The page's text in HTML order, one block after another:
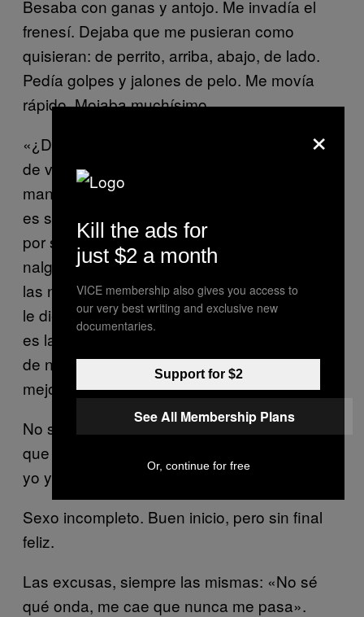
Besaba con ganas y antojo. Me invadía el
frenesí. Dejaba que me pusieran como
quisieran: de perrito, arriba, abajo, de lado.
Pedía golpes y jalones de pelo. Me movía
rápido. Mojaba muchísimo.
«¿De quién es este culito?», oí decir un par
de veces. Creo que los hombres tienen otras
maneras de excitarse. Quieren decir que algo
es suyo y buscan permanencia aunque sea
por segundos. No me prendió. Una noche las
nalgas me quedaron realmente moradas por
las nalgadas. Otra vez un tipo me suplicó que
le diera un par de cachetadas. Supongo que
es la fuerza del anonimato, de que no verás
de nuevo a la persona. Entonces sacas lo
mejor o peor de ti.
No sé si la mezcla de todo eso provocaba
que la mayoría de ellos terminara antes que
yo y ése era el fin.
Sexo incompleto. Buen inicio, pero sin final
feliz.
Las excusas, siempre las mismas: «No sé
qué onda, me cae que nunca me pasa».
×
Kill the ads for
just $2 a month
VICE membership also gives you access to
our very best writing and exclusive new
documentaries.
Support for $2
See All Membership Plans
Or, continue for free